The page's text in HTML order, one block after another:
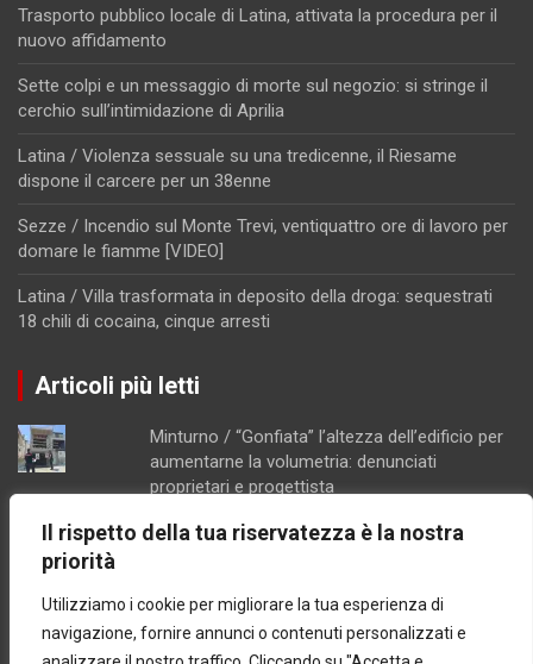
Il rispetto della tua riservatezza è la nostra
priorità
Utilizziamo i cookie per migliorare la tua esperienza di
navigazione, fornire annunci o contenuti personalizzati e
Trasporto pubblico locale di Latina, attivata la procedura per il
nuovo affidamento
Sette colpi e un messaggio di morte sul negozio: si stringe il
cerchio sull’intimidazione di Aprilia
Latina / Violenza sessuale su una tredicenne, il Riesame
dispone il carcere per un 38enne
Sezze / Incendio sul Monte Trevi, ventiquattro ore di lavoro per
domare le fiamme [VIDEO]
Latina / Villa trasformata in deposito della droga: sequestrati
18 chili di cocaina, cinque arresti
Articoli più letti
Minturno / “Gonfiata” l’altezza dell’edificio per
aumentarne la volumetria: denunciati
proprietari e progettista
Costi lievitati per il ponte Tallini di Formia,
l'analisi della consigliera Immacolata Arnone
Pacinotti di Santi Cosma e Damiano: soltanto
tre studenti, salta la prima classe
Chiusura pomeridiana per la farmacia di